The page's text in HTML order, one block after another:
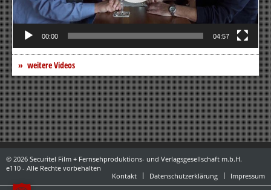
00:00 04:57
weitere Videos
© 2026 Securitel Film + Fernsehproduktions- und Verlagsgesellschaft m.b.H.
e110 - Alle Rechte vorbehalten
Kontakt
Datenschutzerklärung Impressum